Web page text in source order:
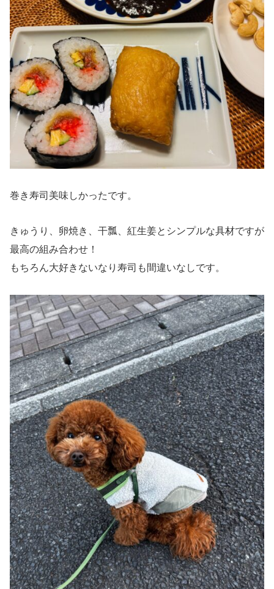
巻き寿司美味しかったです。
きゅうり、卵焼き、干瓢、紅生姜とシンプルな具材ですが
最高の組み合わせ！
もちろん大好きないなり寿司も間違いなしです。